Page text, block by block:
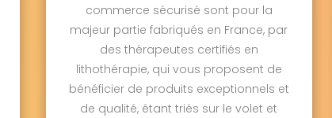
commerce sécurisé sont pour la
majeur partie fabriqués en France, par
des thérapeutes certifiés en
lithothérapie, qui vous proposent de
bénéficier de produits exceptionnels et
de qualité, étant triés sur le volet et